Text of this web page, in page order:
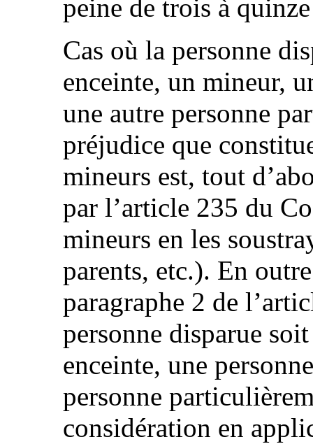
peine de trois à
Cas où la personne
enceinte, un mineur,
une autre personne
préjudice que
mineurs est, tout
par l’article 235 du
mineurs en les
parents, etc.). En
paragraphe 2 de
personne disparue
enceinte, une
personne
considération en